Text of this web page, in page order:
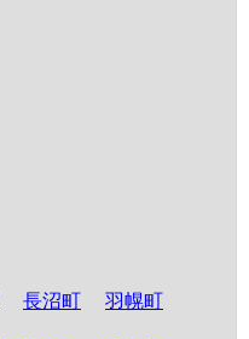
長沼町 羽幌町